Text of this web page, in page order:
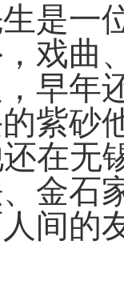
一位
戏曲
早年
紫砂
在无
金石
间的